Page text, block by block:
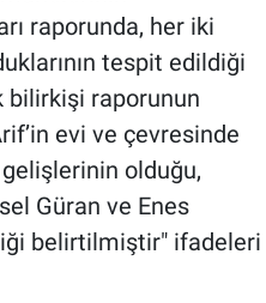
raporunda, her iki
tespit edildiği
bilirkişi raporunun
evi ve çevresinde
olduğu,
Güran ve Enes
belirtilmiştir" ifadeleri